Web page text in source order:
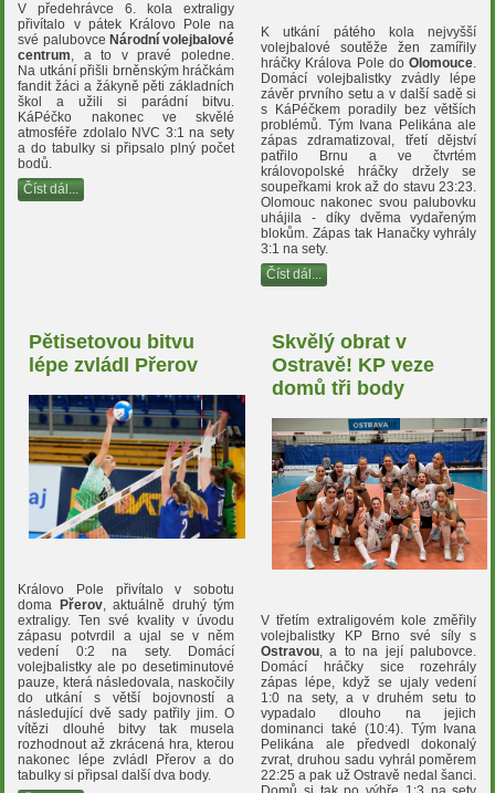
V předehrávce 6. kola extraligy
přivítalo v pátek Královo Pole na
své palubovce Národní volejbalové
centrum, a to v pravé poledne.
Na utkání přišli brněnským hráčkám
fandit žáci a žákyně pěti základních
škol a užili si parádní bitvu.
KáPéčko nakonec ve skvělé
atmosféře zdolalo NVC 3:1 na sety
a do tabulky si připsalo plný počet
bodů.
Číst dál...
K utkání pátého kola nejvyšší
volejbalové soutěže žen zamířily
hráčky Králova Pole doOlomouce.
Domácí volejbalistky zvádly lépe
závěr prvního setu a v další sadě si
s KáPéčkem poradily bez větších
problémů. Tým Ivana Pelikána ale
zápas zdramatizoval, třetí dějství
patřilo Brnu a ve čtvrtém
královopolské hráčky držely se
soupeřkami krok až do stavu 23:23.
Olomouc nakonec svou palubovku
uhájila - díky dvěma vydařeným
blokům. Zápas tak Hanačky vyhrály
3:1 na sety.
Číst dál...
Pětisetovou bitvu
lépe zvládl Přerov
Královo Pole přivítalo v sobotu
doma
Přerov, aktuálně druhý tým
extraligy. Ten své kvality v úvodu
zápasu potvrdil a ujal se v něm
vedení 0:2 na sety. Domácí
volejbalistky ale po desetiminutové
pauze, která následovala, naskočily
do utkání s větší bojovností a
následující dvě sady patřily jim. O
vítězi dlouhé bitvy tak musela
rozhodnout až zkrácená hra, kterou
nakonec lépe zvládl Přerov a do
tabulky si připsal další dva body.
Skvělý obrat v
Ostravě! KP veze
domů tři body
V třetím extraligovém kole změřily
volejbalistky KP Brno své síly s
Ostravou, a to na její palubovce.
Domácí hráčky sice rozehrály
zápas lépe, když se ujaly vedení
1:0 na sety, a v druhém setu to
vypadalo dlouho na jejich
dominanci také (10:4). Tým Ivana
Pelikána ale předvedl dokonalý
zvrat, druhou sadu vyhrál poměrem
22:25 a pak už Ostravě nedal šanci.